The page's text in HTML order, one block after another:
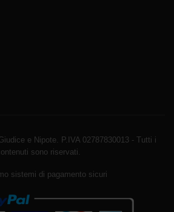
e Nipote. P.IVA 02787830013 - Tutti i
sono riservati.
sistemi di pagamento sicuri